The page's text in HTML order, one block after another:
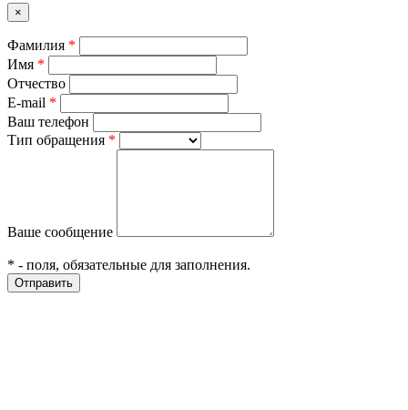
×
Фамилия *
Имя *
Отчество
E-mail *
Ваш телефон
Тип обращения *
Ваше сообщение
* - поля, обязательные для заполнения.